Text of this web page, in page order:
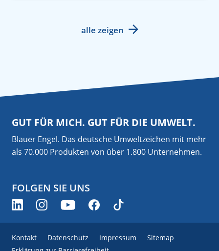
alle zeigen
GUT FÜR MICH. GUT FÜR DIE UMWELT.
Blauer Engel. Das deutsche Umweltzeichen mit mehr
als 70.000 Produkten von über 1.800 Unternehmen.
FOLGEN SIE UNS
Kontakt Datenschutz Impressum
Sitemap